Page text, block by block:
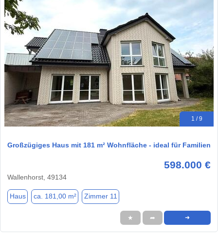
1 / 9
Großzügiges Haus mit 181 m² Wohnfläche - ideal für Familien
598.000 €
Wallenhorst, 49134
Haus ca. 181,00 m² Zimmer 11
★ ➦ ➜